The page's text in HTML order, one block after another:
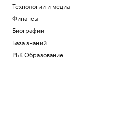
Технологии и медиа
Финансы
Биографии
База знаний
РБК Образование